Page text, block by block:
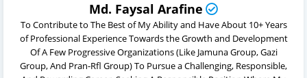
Md. Faysal Arafine
To Contribute to The Best of My Ability and Have About 10+ Years
of Professional Experience Towards the Growth and Development
Of A Few Progressive Organizations (Like Jamuna Group, Gazi
Group, And Pran-Rfl Group) To Pursue a Challenging, Responsible,